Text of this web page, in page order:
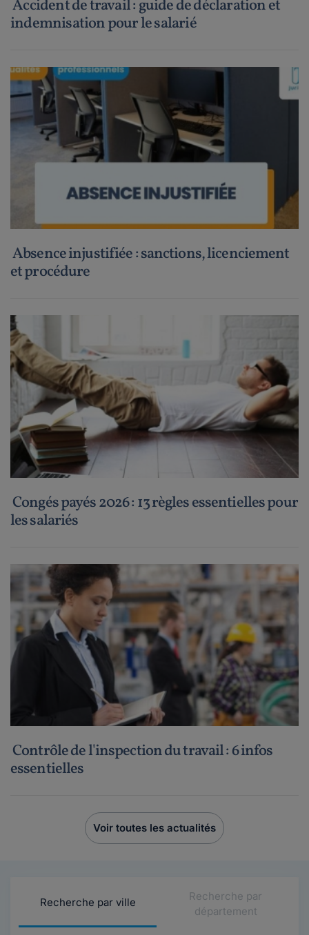
Accident de travail : guide de déclaration et
indemnisation pour le salarié
Absence injustifiée : sanctions, licenciement
et procédure
Congés payés 2026 : 13 règles essentielles pour
les salariés
Contrôle de l'inspection du travail : 6 infos
essentielles
Voir toutes les actualités
Recherche par ville
Recherche par
département